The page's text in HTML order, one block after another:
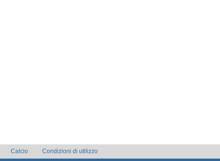
Calcio Condizioni di utilizzo